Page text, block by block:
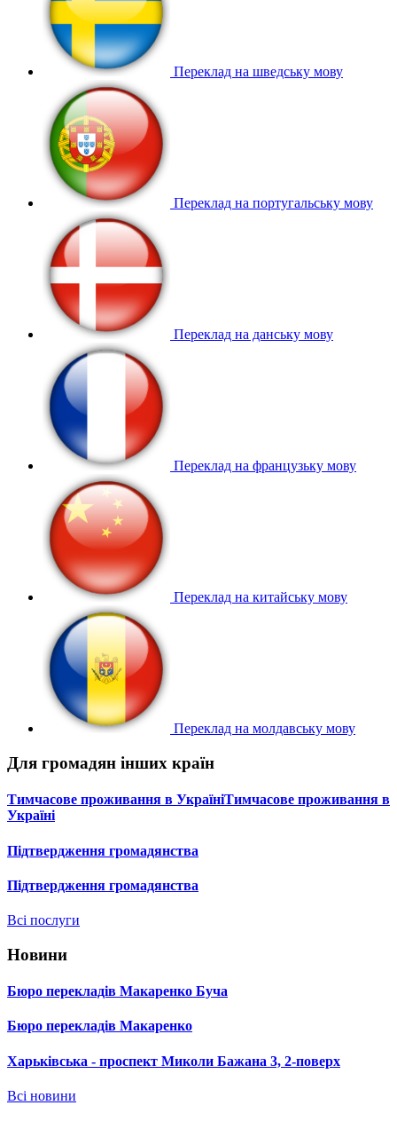
Переклад на шведську мову
Переклад на португальську мову
Переклад на данську мову
Переклад на французьку мову
Переклад на китайську мову
Переклад на молдавську мову
Для громадян інших країн
Тимчасове проживання в УкраїніТимчасове проживання в
Україні
Підтвердження громадянства
Підтвердження громадянства
Всі послуги
Новини
Бюро перекладів Макаренко Буча
Бюро перекладів Макаренко
Харьківська - проспект Миколи Бажана 3, 2-поверх
Всі новини